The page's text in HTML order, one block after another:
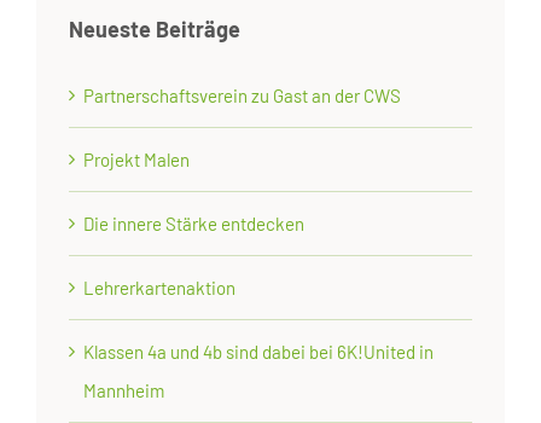
Neueste Beiträge
Partnerschaftsverein zu Gast an der CWS
Projekt Malen
Die innere Stärke entdecken
Lehrerkartenaktion
Klassen 4a und 4b sind dabei bei 6K!United in
Mannheim